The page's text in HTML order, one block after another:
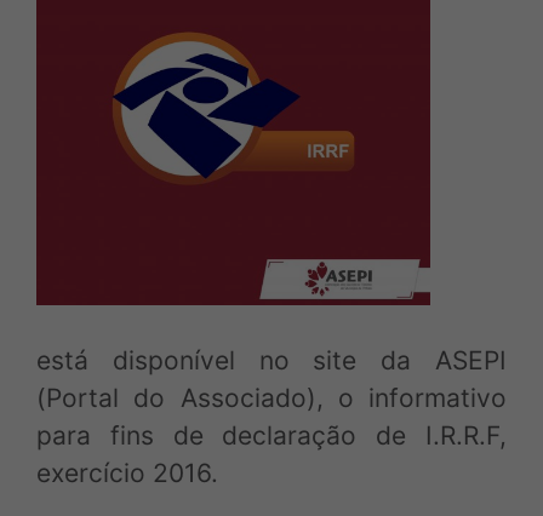
Login Associado
Baixe o APP e acesse via mobile
está disponível no site da ASEPI
(Portal do Associado), o informativo
para fins de declaração de I.R.R.F,
exercício 2016.